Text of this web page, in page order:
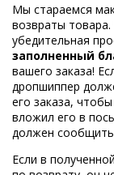
Мы стараемся
возвраты
убедительная
заполненный
вашего заказа!
дропшиппер
его заказа,
вложил его в
должен
Если в